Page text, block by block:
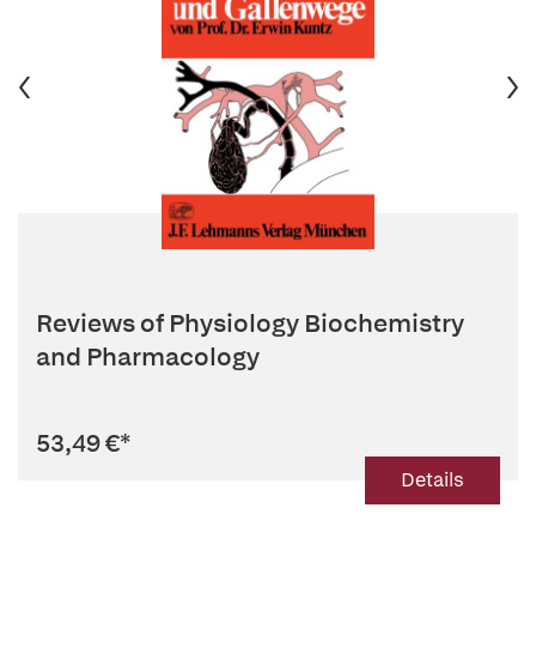
Reviews of Physiology Biochemistry
and Pharmacology
53,49 €*
Details